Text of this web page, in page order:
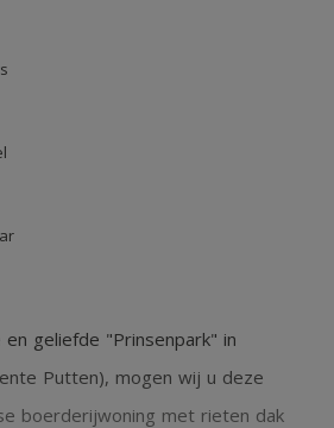
geliefde "Prinsenpark" in
Putten), mogen wij u deze
boerderijwoning met rieten dak